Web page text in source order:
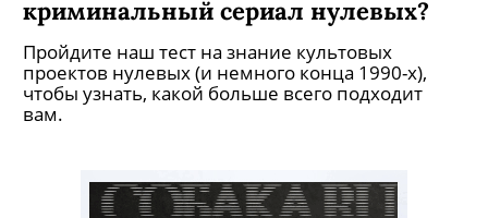
фильма о жизни Екатерины II в
Китайском дворце
Сюжет расскажет о малоизвестных эпизодах
жизни императрицы в Ораниенбауме.